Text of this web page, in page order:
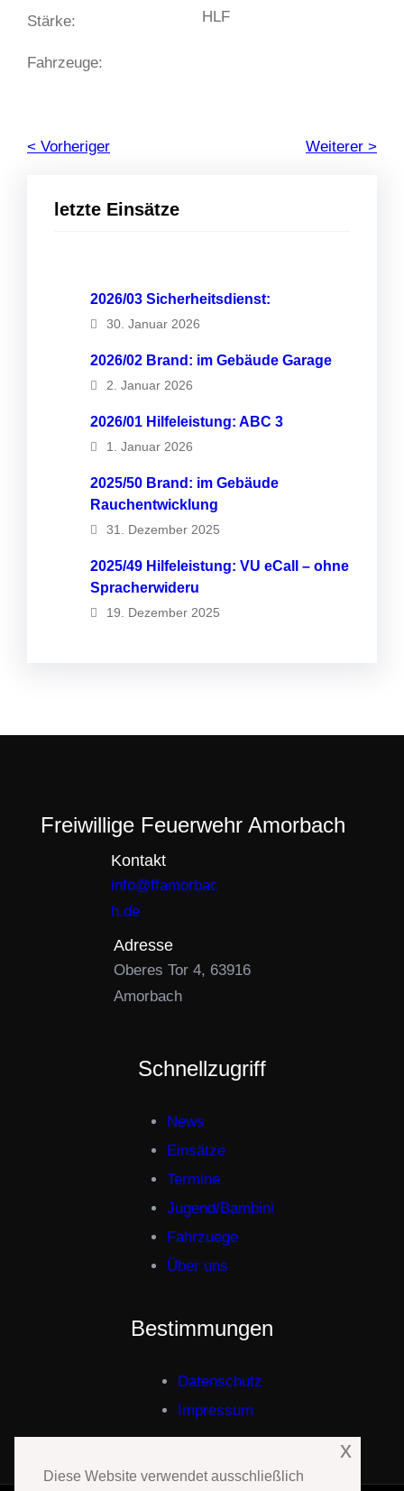
letzte Einsätze
2026/03 Sicherheitsdienst:
30. Januar 2026
2026/02 Brand: im Gebäude Garage
2. Januar 2026
2026/01 Hilfeleistung: ABC 3
1. Januar 2026
2025/50 Brand: im Gebäude
Rauchentwicklung
31. Dezember 2025
2025/49 Hilfeleistung: VU eCall – ohne
Spracherwideru
19. Dezember 2025
Stärke:
Fahrzeuge:
HLF
< Vorheriger Weiterer >
Freiwillige Feuerwehr Amorbach
Kontakt
info@ffamorbac
h.de
Adresse
Oberes Tor 4, 63916
Amorbach
Schnellzugriff
News
Einsätze
Termine
Jugend/Bambini
Fahrzuege
Über uns
Bestimmungen
Datenschutz
Impressum
Diese Website verwendet ausschließlich
x